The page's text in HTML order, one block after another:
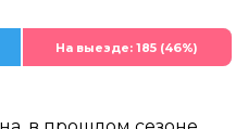
На выезде: 185 (46%)